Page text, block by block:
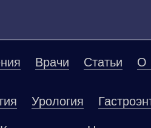
Врачи Статьи О
Урология